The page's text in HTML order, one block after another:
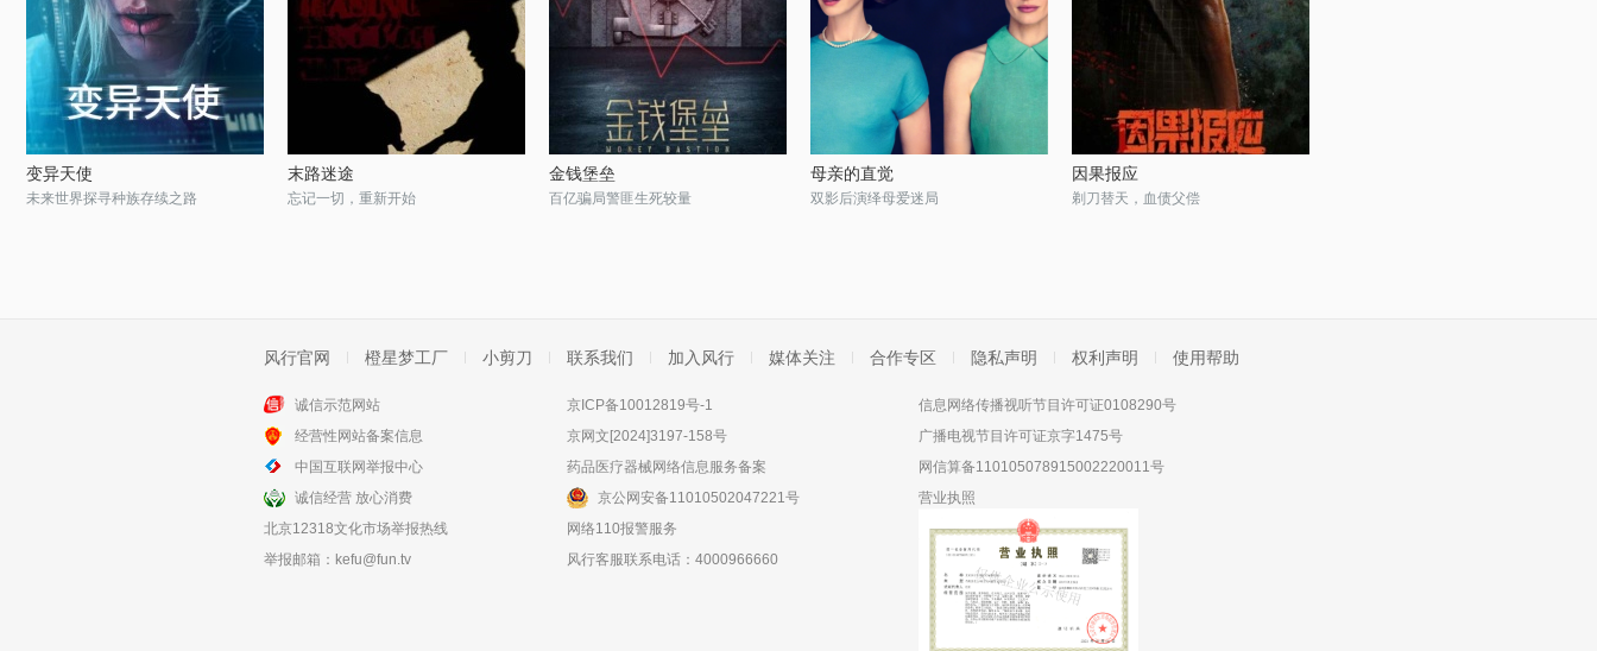
变异天使
未来世界探寻种族存续之路
末路迷途
忘记一切，重新开始
金钱堡垒
百亿骗局警匪生死较量
母亲的直觉
双影后演绎母爱迷局
因果报应
剃刀替天，血债父偿
风行官网 橙星梦工厂 小剪刀 联系我们 加入风行 媒体关注 合作专区 隐私声明 权利声明 使用帮助
诚信示范网站
经营性网站备案信息
中国互联网举报中心
诚信经营 放心消费
北京12318文化市场举报热线
举报邮箱： kefu@fun.tv
京ICP备10012819号-1
京网文[2024]3197-158号
药品医疗器械网络信息服务备案
京公网安备11010502047221号
网络110报警服务
风行客服联系电话：4000966660
信息网络传播视听节目许可证0108290号
广播电视节目许可证京字1475号
网信算备110105078915002220011号
营业执照